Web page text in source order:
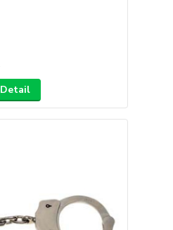
Detail